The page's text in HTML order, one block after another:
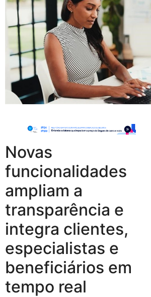
Novas
funcionalidades
ampliam a
transparência e
integra clientes,
especialistas e
beneficiários em
tempo real